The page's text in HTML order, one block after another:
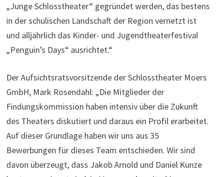
„Junge Schlosstheater“ gegründet werden, das bestens
in der schulischen Landschaft der Region vernetzt ist
und alljährlich das Kinder- und Jugendtheaterfestival
„Penguin’s Days“ ausrichtet.“
Der Aufsichtsratsvorsitzende der Schlosstheater Moers
GmbH, Mark Rosendahl: „Die Mitglieder der
Findungskommission haben intensiv über die Zukunft
des Theaters diskutiert und daraus ein Profil erarbeitet.
Auf dieser Grundlage haben wir uns aus 35
Bewerbungen für dieses Team entschieden. Wir sind
davon überzeugt, dass Jakob Arnold und Daniel Kunze